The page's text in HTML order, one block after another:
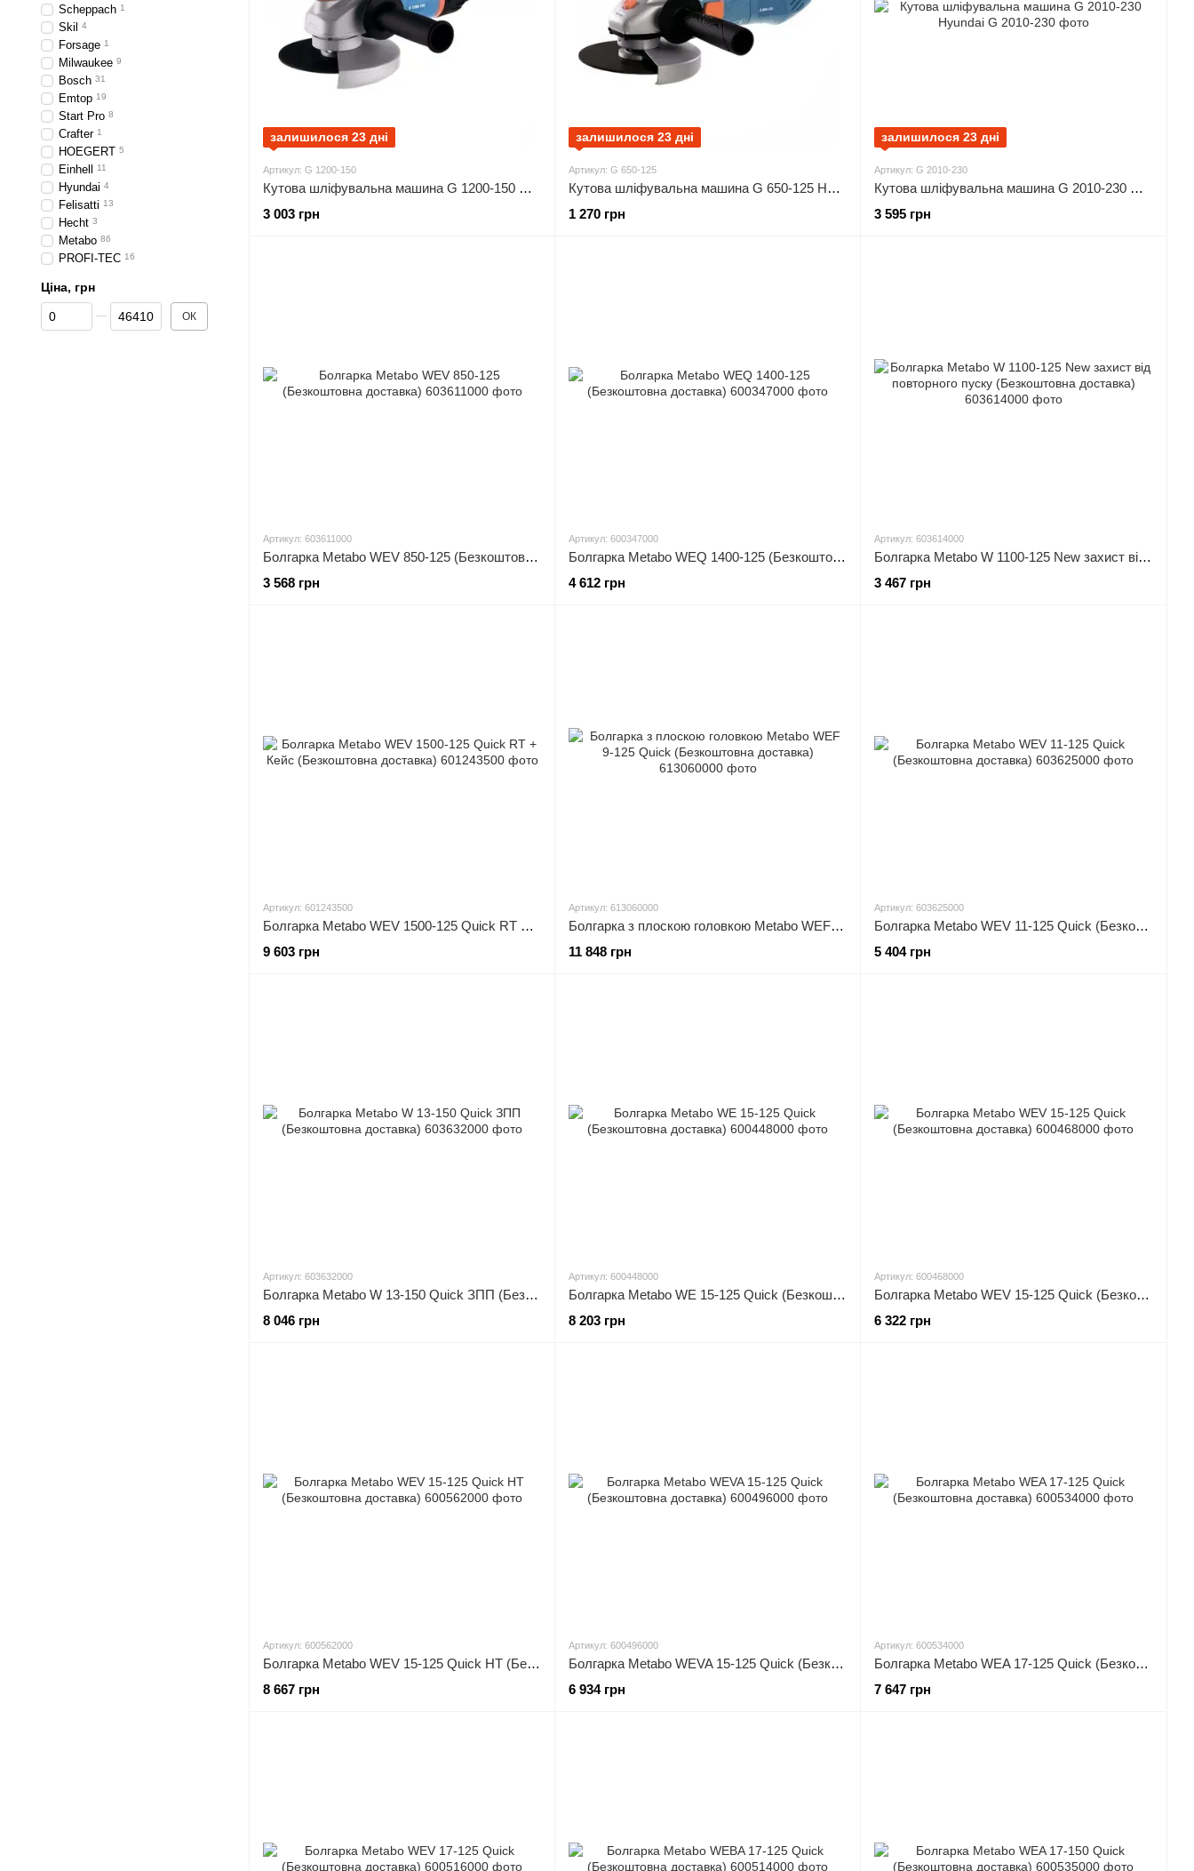
залишилося 23 дні
Артикул: G 1200-150
Кутова шліфувальна машина G 1200-150 Hyundai
3 003 грн
залишилося 23 дні
Артикул: G 650-125
Кутова шліфувальна машина G 650-125 Hyundai
1 270 грн
залишилося 23 дні
Артикул: G 2010-230
Кутова шліфувальна машина G 2010-230 Hyundai
3 595 грн
Артикул: 603611000
Болгарка Metabo WEV 850-125 (Безкоштовна доставка)
3 568 грн
Артикул: 600347000
Болгарка Metabo WEQ 1400-125 (Безкоштовна доставка)
4 612 грн
Артикул: 603614000
Болгарка Metabo W 1100-125 New захист від повторного пуску (Безкоштовна доставка)
3 467 грн
Артикул: 601243500
Болгарка Metabo WEV 1500-125 Quick RT + Кейс (Безкоштовна доставка)
9 603 грн
Артикул: 613060000
Болгарка з плоскою головкою Metabo WEF 9-125 Quick (Безкоштовна доставка)
11 848 грн
Артикул: 603625000
Болгарка Metabo WEV 11-125 Quick (Безкоштовна доставка)
5 404 грн
Артикул: 603632000
Болгарка Metabo W 13-150 Quick ЗПП (Безкоштовна доставка)
8 046 грн
Артикул: 600448000
Болгарка Metabo WE 15-125 Quick (Безкоштовна доставка)
8 203 грн
Артикул: 600468000
Болгарка Metabo WEV 15-125 Quick (Безкоштовна доставка)
6 322 грн
Артикул: 600562000
Болгарка Metabo WEV 15-125 Quick HT (Безкоштовна доставка)
8 667 грн
Артикул: 600496000
Болгарка Metabo WEVA 15-125 Quick (Безкоштовна доставка)
6 934 грн
Артикул: 600534000
Болгарка Metabo WEA 17-125 Quick (Безкоштовна доставка)
7 647 грн
Scheppach 1
Skil 4
Forsage 1
Milwaukee 9
Bosch 31
Emtop 19
Start Pro 8
Crafter 1
HOEGERT 5
Einhell 11
Hyundai 4
Felisatti 13
Hecht 3
Metabo 86
PROFI-TEC 16
Ціна, грн
Від Ціна, грн
До Ціна, грн ОК